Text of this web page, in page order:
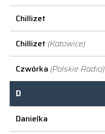
Chillizet
Chillizet (Katowice)
Czwórka (Polskie Radio)
D
Danielka